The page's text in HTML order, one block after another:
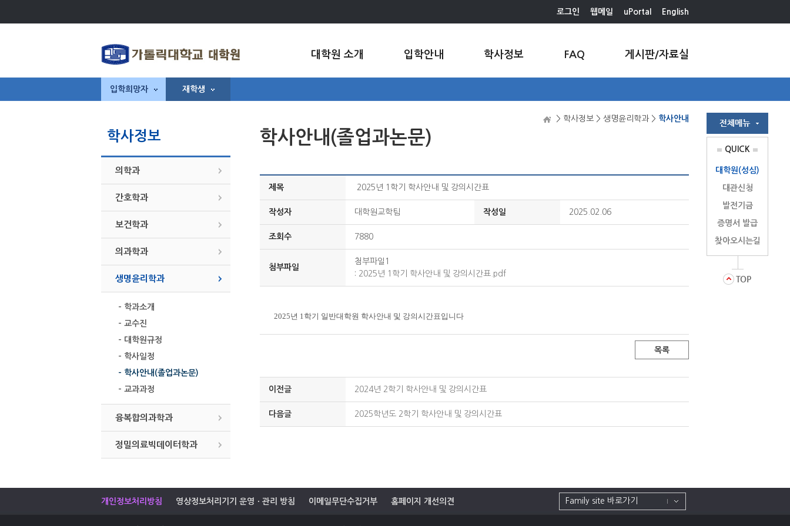
로그인 웹메일 uPortal English
대학원 소개 입학안내 학사정보 FAQ 게시판/자료실
입학희망자 재학생
학사정보
의학과
간호학과
보건학과
의과학과
생명윤리학과
- 학과소개
- 교수진
- 대학원규정
- 학사일정
- 학사안내(졸업과논문)
- 교과과정
융복합의과학과
정밀의료빅데이터학과
> 학사정보 > 생명윤리학과 > 학사안내
학사안내(졸업과논문)
제목 2025년 1학기 학사안내 및 강의시간표
작성자 대학원교학팀 작성일 2025.02.06
조회수 7880
첨부파일
첨부파일1
: 2025년 1학기 학사안내 및 강의시간표.pdf
2025년 1학기 일반대학원 학사안내 및 강의시간표입니다
목록
이전글 2024년 2학기 학사안내 및 강의시간표
다음글 2025학년도 2학기 학사안내 및 강의시간표
개인정보처리방침 영상정보처리기기 운영ㆍ관리 방침 이메일무단수집거부 홈페이지 개선의견 Family site 바로가기
QUICK
대학원(성심)
대관신청
발전기금
증명서 발급
찾아오시는길